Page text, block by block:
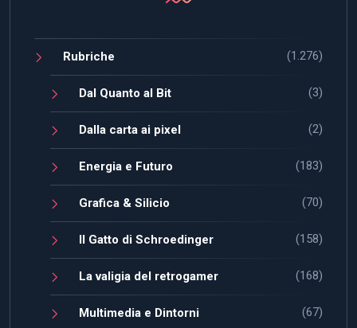
Rubriche (1.276)
Dal Quanto al Bit (3)
Dalla carta ai pixel (2)
Energia e Futuro (183)
Grafica & Silicio (70)
Il Gatto di Schroedinger (158)
La valigia del retrogamer (168)
Multimedia e Dintorni (67)